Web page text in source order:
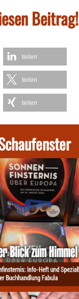
Beitrag!
teilen
teilen
teilen